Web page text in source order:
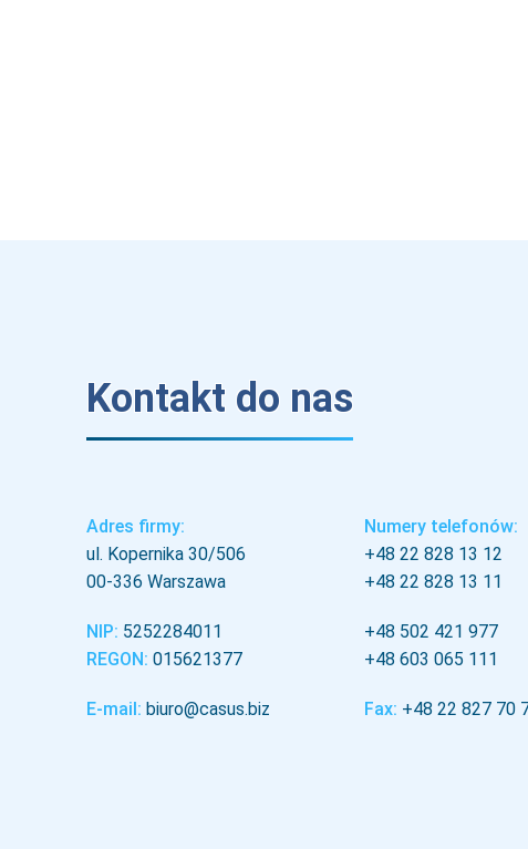
Kontakt do nas
Adres firmy:
ul. Kopernika 30/506
00-336 Warszawa
NIP: 5252284011
REGON: 015621377
E-mail: biuro@casus.biz
Numery telefonów:
+48 22 828 13 12
+48 22 828 13 11
+48 502 421 977
+48 603 065 111
Fax: +48 22 827 70